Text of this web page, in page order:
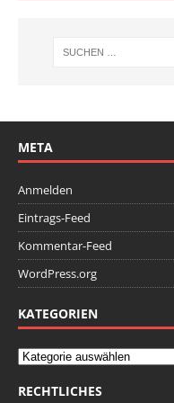
META
Anmelden
Eintrags-Feed
Kommentar-Feed
WordPress.org
KATEGORIEN
RECHTLICHES